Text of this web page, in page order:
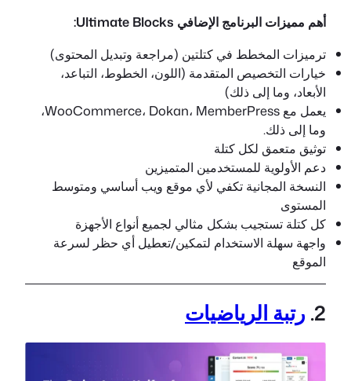
أهم مميزات البرنامج الإضافي Ultimate Blocks:
ترميزات المخطط في كتلتين (مراجعة وتبديل المحتوى)
خيارات التخصيص المتقدمة (اللون، الخطوط، التباعد،
الأبعاد، وما إلى ذلك)
يعمل مع WooCommerce، Dokan، MemberPress،
وما إلى ذلك.
توثيق متعمق لكل كتلة
دعم الأولوية للمستخدمين المتميزين
النسخة المجانية تكفي لأي موقع ويب أساسي ومتوسط
المستوى
كل كتلة تستجيب بشكل مثالي لجميع أنواع الأجهزة
واجهة سهلة الاستخدام لتمكين/تعطيل أي حظر لسرعة
الموقع
2. رتبة الرياضيات